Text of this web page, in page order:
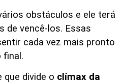
obstáculos e ele terá
de vencê-los. Essas
cada vez mais pronto
final.
que divide o clímax da